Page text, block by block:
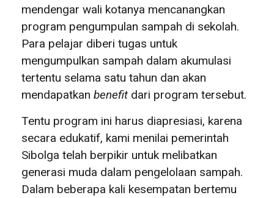
mendengar wali kotanya mencanangkan
program pengumpulan sampah di sekolah.
Para pelajar diberi tugas untuk
mengumpulkan sampah dalam akumulasi
tertentu selama satu tahun dan akan
mendapatkan benefit dari program tersebut.
Tentu program ini harus diapresiasi, karena
secara edukatif, kami menilai pemerintah
Sibolga telah berpikir untuk melibatkan
generasi muda dalam pengelolaan sampah.
Dalam beberapa kali kesempatan bertemu